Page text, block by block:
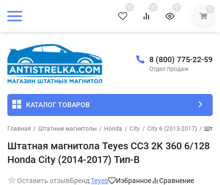
0 0 0 0
8 (800) 775-22-59
Отдел продаж
КАТАЛОГ ТОВАРОВ
Главная / Штатные магнитолы / Honda / City / City 6 (2013-2017) /
Штатная магнитола Teyes CC3 2K 360 6/128
Honda City (2014-2017) Тип-B
Оставить отзывБренд:Teyes Избранное Сравнение